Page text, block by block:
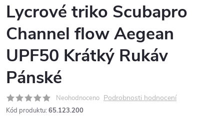
Lycrové triko Scubapro
Channel flow Aegean
UPF50 Krátký Rukáv
Pánské
Neohodnoceno Podrobnosti hodnocení
Kód produktu: 65.123.200